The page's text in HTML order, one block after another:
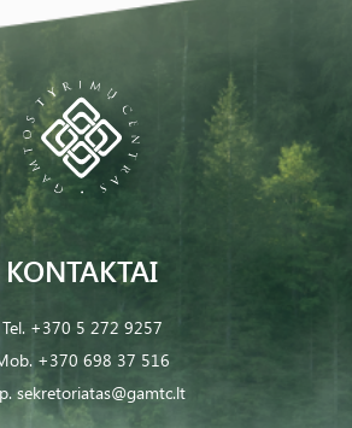
KONTAKTAI
Tel. +370 5 272 9257
+370 698 37 516
sekretoriatas@gamtc.lt